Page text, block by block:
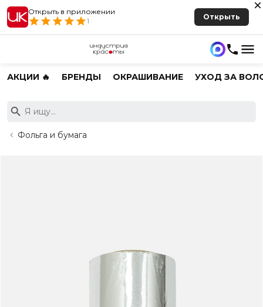
Открыть в приложении
1
Открыть
АКЦИИ 🔥 БРЕНДЫ ОКРАШИВАНИЕ УХОД ЗА
Фольга и бумага